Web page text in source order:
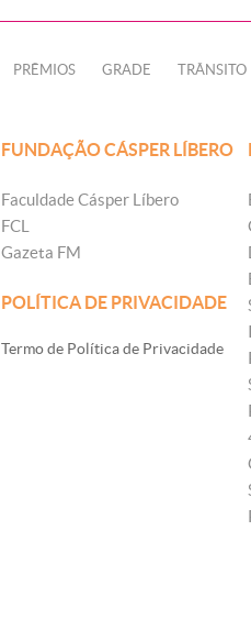
PRÊMIOS GRADE TRÂNSITO
FUNDAÇÃO CÁSPER LÍBERO
Faculdade Cásper Líbero
FCL
Gazeta FM
POLÍTICA DE PRIVACIDADE
Termo de Política de Privacidade